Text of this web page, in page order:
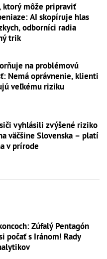
ktorý môže pripraviť
AI skopíruje hlas
odborníci radia
trik
na problémovú
Nemá oprávnenie, klienti
veľkému riziku
vyhlásili zvýšené riziko
väčšine Slovenska – platí
v prírode
Zúfalý Pentagón
počať s Iránom! Rady